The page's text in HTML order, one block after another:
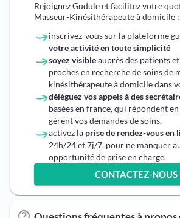
Rejoignez Gudule et facilitez votre
Masseur-Kinésithérapeute à domicile :
inscrivez-vous sur la plateforme
votre activité en toute simplicité
soyez visibleauprès des patients
proches en recherche de soins de
kinésithérapeute à domicile dans
déléguez vos appels à des
basées en france, qui répondent
gèrent vos demandes de soins.
activez la prise de rendez-vous en
24h/24 et 7j/7, pour ne manquer
opportunité de prise en charge.
CONTACTEZ-NOUS